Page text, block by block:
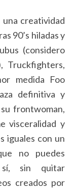
creatividad
90’s hiladas y
(considero
Truckfighters,
medida Foo
definitiva y
frontwoman,
visceralidad y
iguales con un
no puedes
sí, sin quitar
creados por